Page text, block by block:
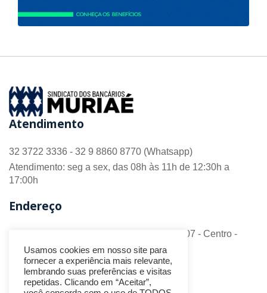
Atendimento
32 3722 3336 - 32 9 8860 8770 (Whatsapp)
Atendimento: seg a sex, das 08h às 11h de 12:30h a
17:00h
Endereço
R. Barão do Monte Alto nº 70 - Sala 306/307 - Centro -
CEP 36.880-018 - Muriaé/MG
Redes Sociais
Usamos cookies em nosso site para
fornecer a experiência mais relevante,
lembrando suas preferências e visitas
repetidas. Clicando em “Aceitar”,